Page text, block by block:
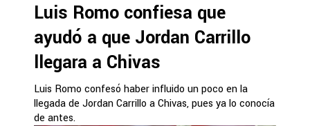
Luis Romo confiesa que
ayudó a que Jordan Carrillo
llegara a Chivas
Luis Romo confesó haber influido un poco en la
llegada de Jordan Carrillo a Chivas, pues ya lo conocía
de antes.